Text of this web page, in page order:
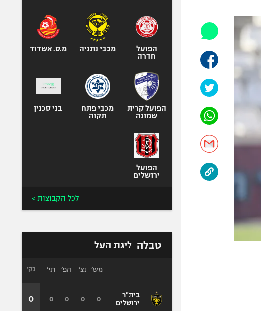
אופניים
ספורט מוטורי
כדורמים
בייסבול MLB
ספורט אתגרי
אומנויות לחימה
הפועל
חדרה
מכבי נתניה מ.ס. אשדוד
הפועל קרית
שמונה
מכבי פתח
תקוה
בני סכנין
הפועל
ירושלים
לכל הקבוצות >
טבלה ליגת העל
בית"ר
ירושלים
מש׳ נצ׳ הפ׳ תי׳
0
0
0
0
נק׳
0